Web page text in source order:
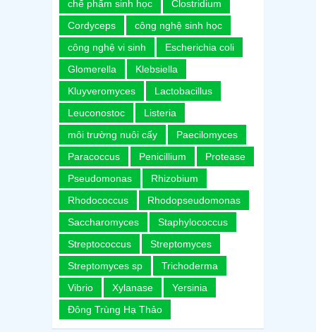
chế phẩm sinh học
Clostridium
Cordyceps
công nghệ sinh học
công nghệ vi sinh
Escherichia coli
Glomerella
Klebsiella
Kluyveromyces
Lactobacillus
Leuconostoc
Listeria
môi trường nuôi cấy
Paecilomyces
Paracoccus
Penicillium
Protease
Pseudomonas
Rhizobium
Rhodococcus
Rhodopseudomonas
Saccharomyces
Staphylococcus
Streptococcus
Streptomyces
Streptomyces sp
Trichoderma
Vibrio
Xylanase
Yersinia
Đông Trùng Hạ Thảo